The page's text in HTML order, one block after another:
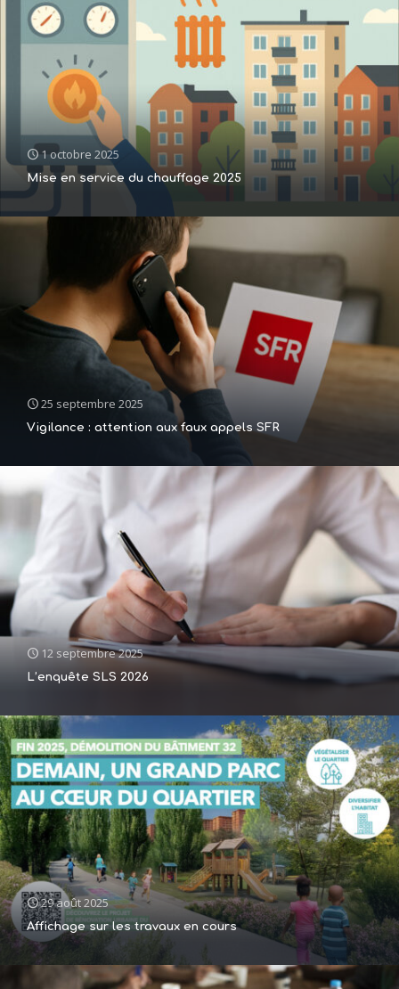
1 octobre 2025
Mise en service du chauffage 2025
25 septembre 2025
Vigilance : attention aux faux appels SFR
12 septembre 2025
L’enquête SLS 2026
29 août 2025
Affichage sur les travaux en cours